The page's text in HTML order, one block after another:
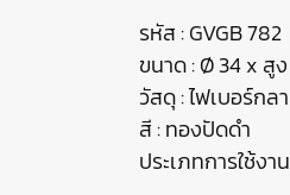
รหัส : GVGB 782
ขนาด : Ø 34 x สู
วัสดุ : ไฟเบอร์ก
สี : ทองปัดดำ
ประเภทการใช้งา